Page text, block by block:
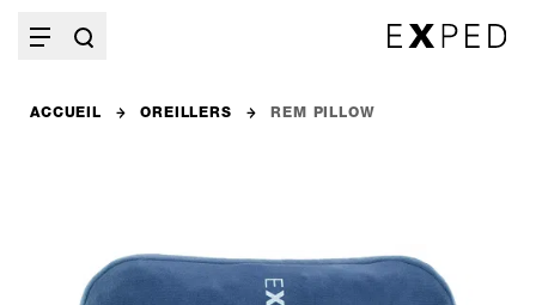
ACCUEIL OREILLERS REM PILLOW